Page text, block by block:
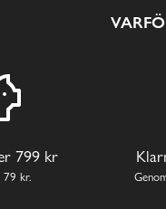
799 kr
79 kr.